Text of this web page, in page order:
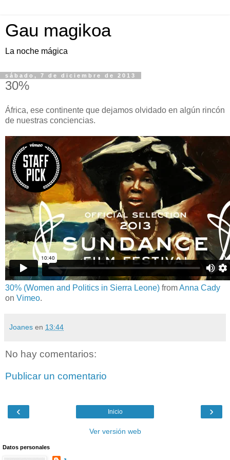
Gau magikoa
La noche mágica
sábado, 7 de diciembre de 2013
30%
África, ese continente que dejamos olvidado en algún rincón
de nuestras conciencias.
30% (Women and Politics in Sierra Leone) fromAnna Cady
on Vimeo.
Joanes en 13:44
No hay comentarios:
Publicar un comentario
‹ ›
Inicio
Ver versión web
Datos personales